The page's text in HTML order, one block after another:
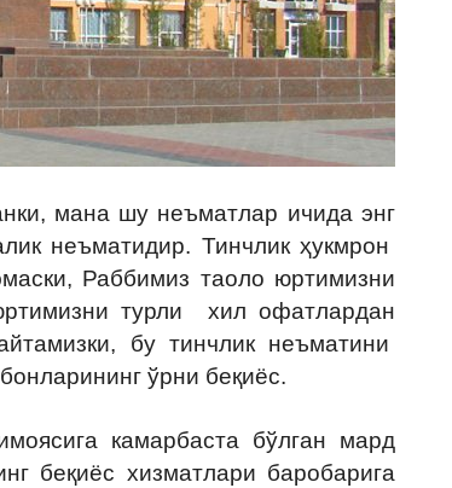
мана шу неъматлар ичида энг
неъматидир. Тинчлик ҳукмрон
Раббимиз таоло юртимизни
турли хил офатлардан
бу тинчлик неъматини
ўрни беқиёс.
камарбаста бўлган мард
беқиёс хизматлари баробарига